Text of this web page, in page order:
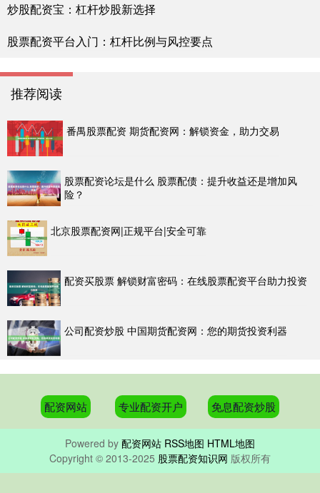
炒股配资宝：杠杆炒股新选择
股票配资平台入门：杠杆比例与风控要点
推荐阅读
番禺股票配资 期货配资网：解锁资金，助力交易
股票配资论坛是什么 股票配债：提升收益还是增加风
险？
北京股票配资网|正规平台|安全可靠
配资买股票 解锁财富密码：在线股票配资平台助力投资
公司配资炒股 中国期货配资网：您的期货投资利器
配资网站 专业配资开户 免息配资炒股
Powered by 配资网站 RSS地图 HTML地图
Copyright © 2013-2025 股票配资知识网 版权所有